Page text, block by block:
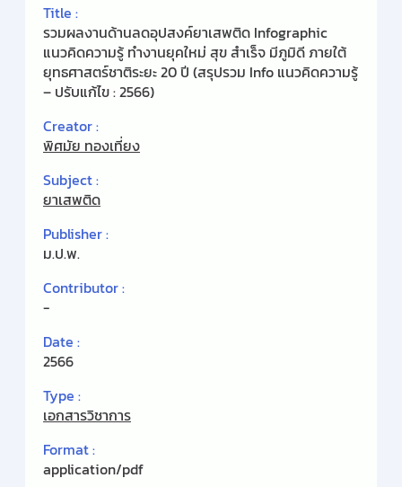
Title :
รวมผลงานด้านลดอุปสงค์ยาเสพติด Infographic
แนวคิดความรู้ ทำงานยุคใหม่ สุข สำเร็จ มีภูมิดี ภายใต้
ยุทธศาสตร์ชาติระยะ 20 ปี (สรุปรวม Info แนวคิดความรู้
– ปรับแก้ไข : 2566)
Creator :
พิศมัย ทองเที่ยง
Subject :
ยาเสพติด
Publisher :
ม.ป.พ.
Contributor :
-
Date :
2566
Type :
เอกสารวิชาการ
Format :
application/pdf